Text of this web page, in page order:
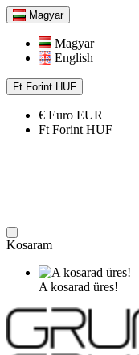
Magyar
Magyar
English
Ft Forint HUF
€ Euro EUR
Ft Forint HUF
Kosaram
A kosarad üres!